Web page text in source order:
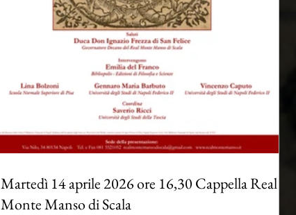
Martedì 14 aprile 2026 ore 16,30 Cappella Real
Monte Manso di Scala